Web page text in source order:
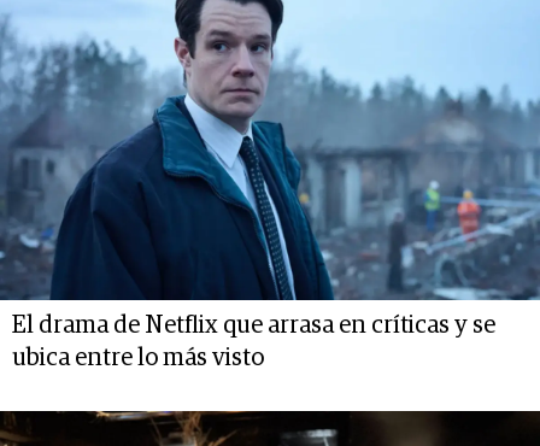
El drama de Netflix que arrasa en críticas y se
ubica entre lo más visto